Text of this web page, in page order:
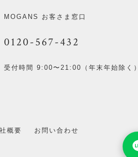
MOGANS お客さま窓口
0120-567-432
受付時間 9:00〜21:00（年末年始除く）
概要 お問い合わせ